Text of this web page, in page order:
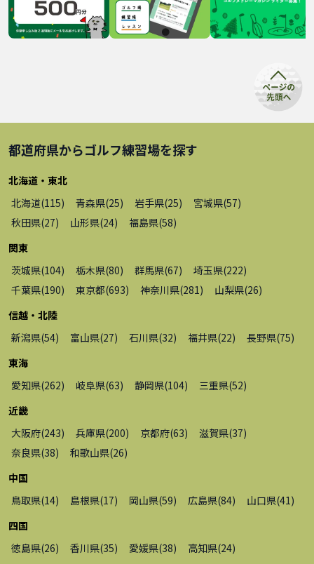
都道府県からゴルフ練習場を探す
北海道・東北
北海道(115) 青森県(25) 岩手県(25) 宮城県(57)
秋田県(27) 山形県(24) 福島県(58)
関東
茨城県(104) 栃木県(80) 群馬県(67) 埼玉県(222)
千葉県(190) 東京都(693) 神奈川県(281 ) 山梨県(26)
信越・北陸
新潟県(54) 富山県(27) 石川県(32) 福井県(22) 長野県(75)
東海
愛知県(262) 岐阜県(63) 静岡県(104) 三重県(52)
近畿
大阪府(243) 兵庫県(200) 京都府(63) 滋賀県(37)
奈良県(38) 和歌山県(26)
中国
鳥取県(14) 島根県(17) 岡山県(59) 広島県(84) 山口県(41 )
四国
徳島県(26) 香川県(35) 愛媛県(38) 高知県(24)